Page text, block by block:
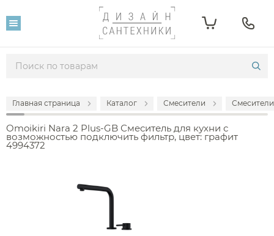
Главная страница Каталог Смесители
Omoikiri Nara 2 Plus-GB Смеситель для кухни с
возможностью подключить фильтр, цвет: графит
4994372